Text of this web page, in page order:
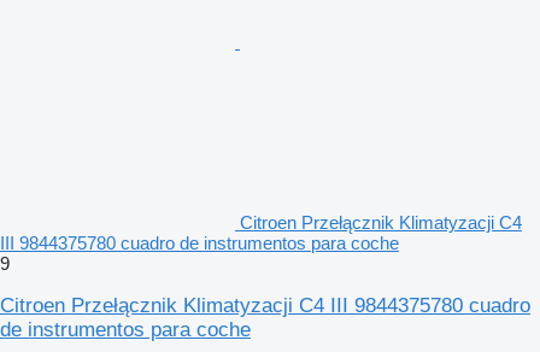
Citroen Przełącznik Klimatyzacji C4
III 9844375780 cuadro de instrumentos para coche
9
Citroen Przełącznik Klimatyzacji C4 III 9844375780 cuadro
de instrumentos para coche